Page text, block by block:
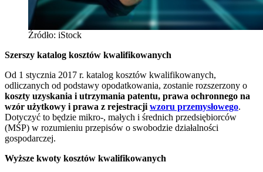
Źródło: iStock
Szerszy katalog kosztów kwalifikowanych
Od 1 stycznia 2017 r. katalog kosztów kwalifikowanych,
odliczanych od podstawy opodatkowania, zostanie rozszerzony o
koszty uzyskania i utrzymania patentu, prawa ochronnego na
wzór użytkowy i prawa z rejestracji wzoru przemysłowego.
Dotyczyć to będzie mikro-, małych i średnich przedsiębiorców
(MŚP) w rozumieniu przepisów o swobodzie działalności
gospodarczej.
Wyższe kwoty kosztów kwalifikowanych